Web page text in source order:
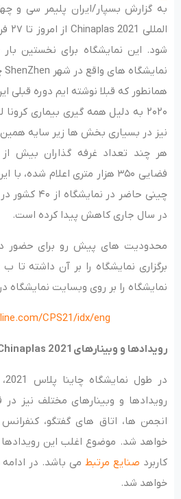
به گزارش بسپار/ایران پلیمر سی و
شود. این نمایشگاه برای نخستین
نمایشگاه های واقع در شهر ShenZhen چین برگزار می شود.
همانطور که قبلا نوشته ایم دوره قبلی
۲۰۲۰ به دلیل همه گیری بیماری
نیز در بسیاری بخش ها زیر سایه
فضایی ۳۵۰ هزار متری اعلام
در سال جاری کاهش پیدا کرده است.
محدودیت های پیش رو برای حضور در
برگزاری نمایشگاه را بر آن داشته
نمایشگاه را بر روی وبسایت نمایشگاه
CPS21/idx/eng
رویدادها و وبینارهای 2021
رویدادها و وبینارهای مختلف نیز
انجمن ها، اتاق های گفتگو،
خواهد شد. موضوع اغلب این رویدادها
کاربرد صنایع مرتبط می باشد. در ادامه
خواهد شد.